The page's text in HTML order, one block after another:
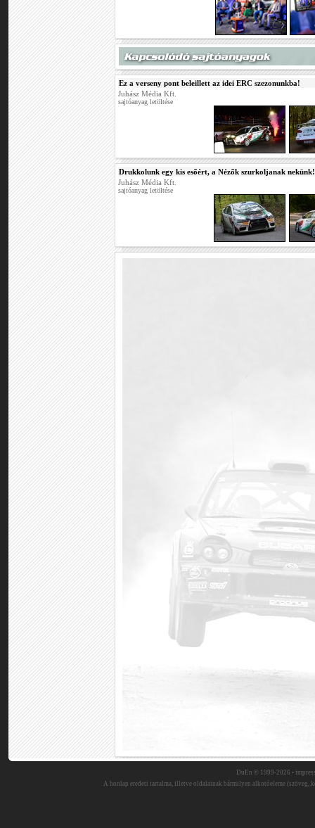
Ez a verseny pont beleillett az idei ERC szezonunkba!
Juhász Média Kft.
sajtóanyag letöltése
Drukkolunk egy kis esőért, a Nézők szurkoljanak nekünk!
Juhász Média Kft.
sajtóanyag letöltése
DuEn © 1999-2026 •
A honlap eredeti tartalma, illetve oldalainak bármilyen alkotóeleme (szöveg,